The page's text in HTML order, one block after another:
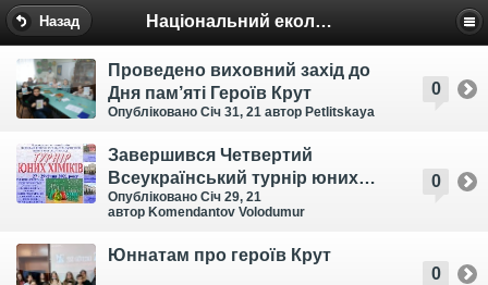
Назад Національний еколого-натуралістичний центр
0
Проведено виховний захід до
Дня пам’яті Героїв Крут
Опубліковано Січ 31, 21 автор Petlitskaya
0
Завершився Четвертий
Всеукраїнський турнір юних
хіміків імені академіка
В.В.Скопенка
Опубліковано Січ 29, 21
автор Komendantov Volodumur
0
Юннатам про героїв Крут